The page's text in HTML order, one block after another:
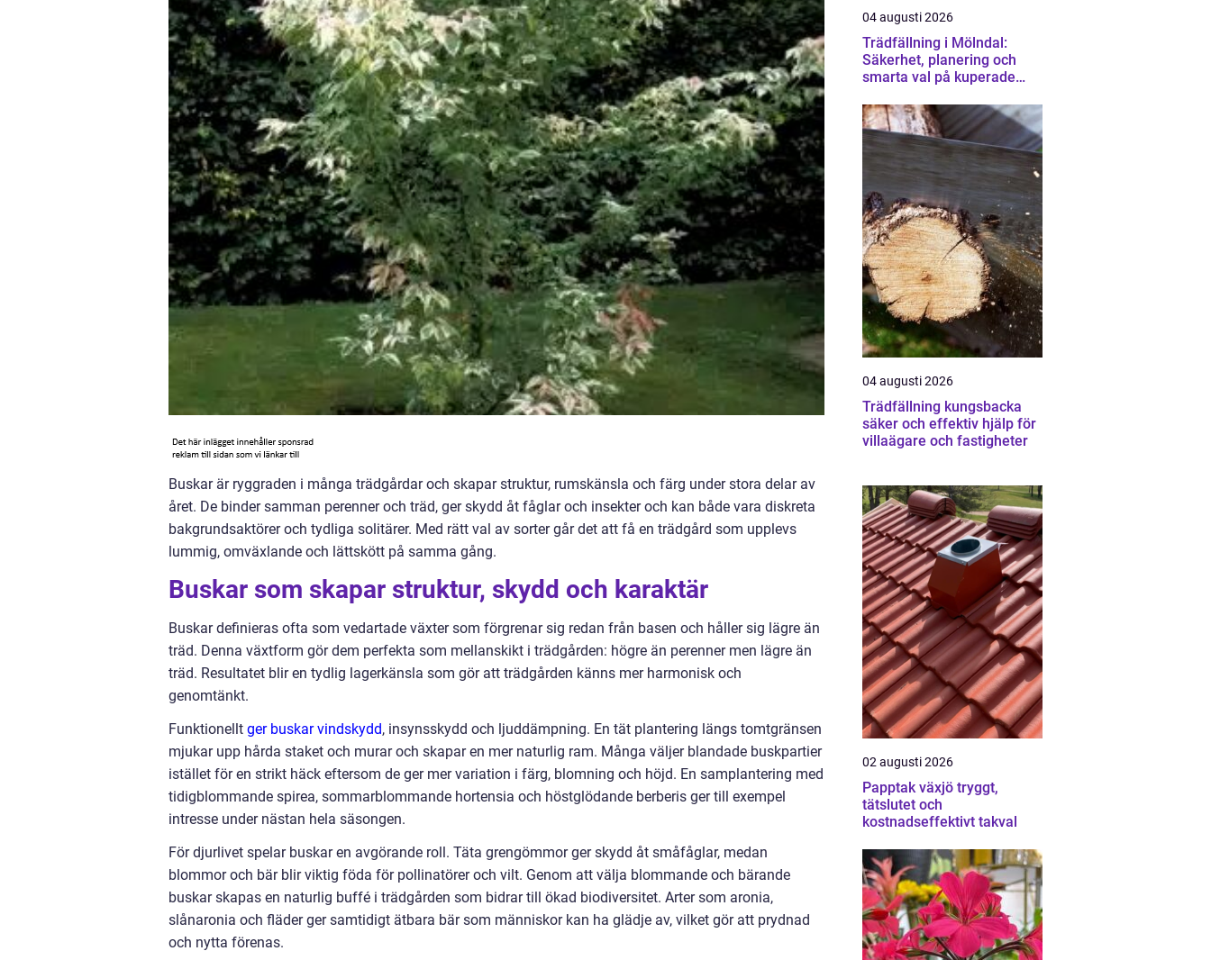
Buskar är ryggraden i många trädgårdar och skapar struktur, rumskänsla och färg under stora delar av
året. De binder samman perenner och träd, ger skydd åt fåglar och insekter och kan både vara diskreta
bakgrundsaktörer och tydliga solitärer. Med rätt val av sorter går det att få en trädgård som upplevs
lummig, omväxlande och lättskött på samma gång.
Buskar som skapar struktur, skydd och karaktär
Buskar definieras ofta som vedartade växter som förgrenar sig redan från basen och håller sig lägre än
träd. Denna växtform gör dem perfekta som mellanskikt i trädgården: högre än perenner men lägre än
träd. Resultatet blir en tydlig lagerkänsla som gör att trädgården känns mer harmonisk och
genomtänkt.
Funktionellt ger buskar vindskydd, insynsskydd och ljuddämpning. En tät plantering längs tomtgränsen
mjukar upp hårda staket och murar och skapar en mer naturlig ram. Många väljer blandade buskpartier
istället för en strikt häck eftersom de ger mer variation i färg, blomning och höjd. En samplantering med
tidigblommande spirea, sommarblommande hortensia och höstglödande berberis ger till exempel
intresse under nästan hela säsongen.
För djurlivet spelar buskar en avgörande roll. Täta grengömmor ger skydd åt småfåglar, medan
blommor och bär blir viktig föda för pollinatörer och vilt. Genom att välja blommande och bärande
buskar skapas en naturlig buffé i trädgården som bidrar till ökad biodiversitet. Arter som aronia,
slånaronia och fläder ger samtidigt ätbara bär som människor kan ha glädje av, vilket gör att prydnad
och nytta förenas.
04 augusti 2026
Trädfällning i Mölndal:
Säkerhet, planering och
smarta val på kuperade
04 augusti 2026
Trädfällning kungsbacka
säker och effektiv hjälp för
villaägare och fastigheter
02 augusti 2026
Papptak växjö tryggt,
tätslutet och
kostnadseffektivt takval